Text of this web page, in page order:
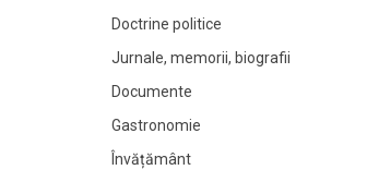
Doctrine politice
Jurnale, memorii, biografii
Documente
Gastronomie
Învățământ